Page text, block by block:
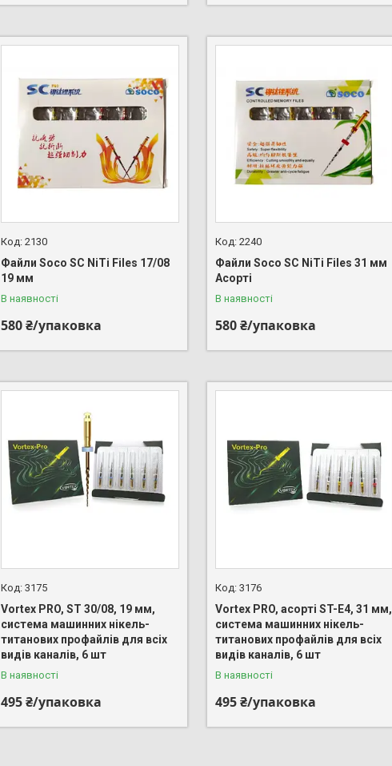
2130
Файли Soco SC NiTi Files 17/08
19 мм
В наявності
580 ₴/упаковка
2240
Файли Soco SC NiTi Files 31 мм
Асорті
В наявності
580 ₴/упаковка
3175
Vortex PRO, ST 30/08, 19 мм,
система машинних нікель-
титанових профайлів для всіх
видів каналів, 6 шт
В наявності
495 ₴/упаковка
3176
Vortex PRO, асорті ST-E4, 31 мм,
система машинних нікель-
титанових профайлів для всіх
видів каналів, 6 шт
В наявності
495 ₴/упаковка